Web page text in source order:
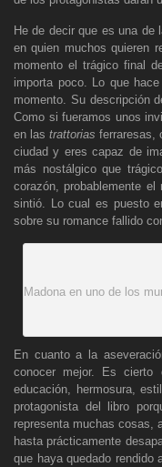
He de decir que es una de
en quien muchos quieren
momento el trágico final
importa poco. Lo que
momento. Su descripción
Como si fueramos unos
en las trattorias ferraresas,
ciudad y eres capaz de
más nostálgico que
corazón, probablemente
sintió. Lo cual es puesto
sobre su romance fallido
Madona en uno de los
En cuanto a la
conocer mejor. Es cierto
educación, hermosura,
protagonista del libro
representa muchas cosas,
hasta prácticamente
que haya quedado